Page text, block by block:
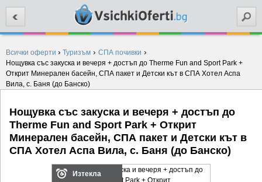
Всички оферти › Туризъм › СПА почивки ›
Нощувка със закуска и вечеря + достъп до Therme Fun and Sport Park +
Открит Минерален басейн, СПА пакет и Детски кът в СПА Хотел Аспа
Вила, с. Баня (до Банско)
Нощувка със закуска и вечеря + достъп до
Therme Fun and Sport Park + Открит
Минерален басейн, СПА пакет и Детски кът в
СПА Хотел Аспа Вила, с. Баня (до Банско)
Изтекла